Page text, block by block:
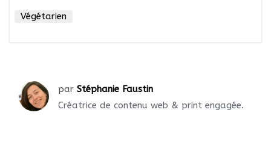
Végétarien
par Stéphanie Faustin
Créatrice de contenu web & print engagée.